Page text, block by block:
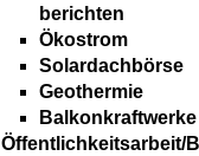
berichten
Ökostrom
Solardachbörse
Geothermie
Öffentlichkeitsarbeit/